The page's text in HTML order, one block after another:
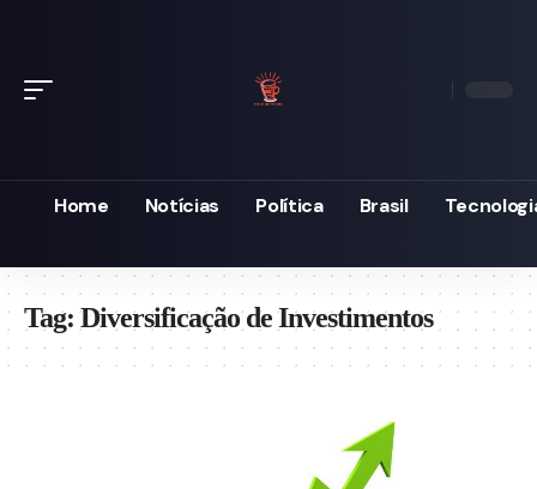
Home Notícias Política Brasil
Tag:Diversificação de Investimentos